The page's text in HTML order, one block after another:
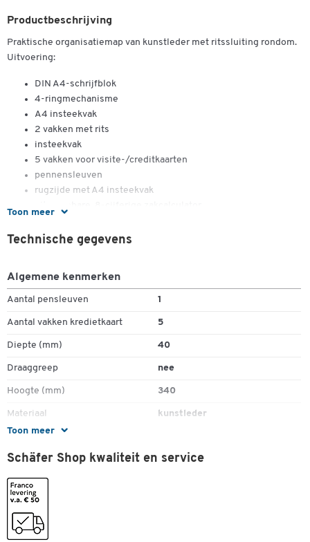
Toon meer
Productbeschrijving
Praktische organisatiemap van kunstleder met ritssluiting rondom.
Uitvoering:
DIN A4-schrijfblok
4-ringmechanisme
A4 insteekvak
2 vakken met rits
insteekvak
5 vakken voor visite-/creditkaarten
pennensleuven
rugzijde met A4 insteekvak
Toon meer
Technische gegevens
Algemene kenmerken
Aantal pensleuven 1
Aantal vakken kredietkaart 5
Diepte (mm) 40
Draaggreep nee
Hoogte (mm) 340
Materiaal kunstleder
Schrijfblok
Uitrusting
A4 schrijfblok, 4-gaats
Schäfer Shop kwaliteit en service
Dubbelklik om in te zoomen